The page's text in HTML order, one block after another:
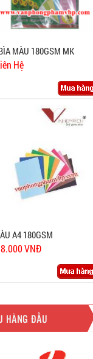
MÀU 180GSM MK
Hệ
A4 180GSM
VNĐ
HÀNG ĐẦU